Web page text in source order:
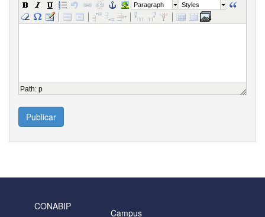
Paragraph Styles
Path: p
Publicar
CONABIP
Campus